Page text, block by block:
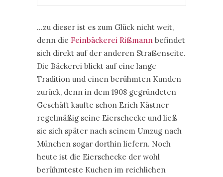
…zu dieser ist es zum Glück nicht weit,
denn die Feinbäckerei Rißmann befindet
sich direkt auf der anderen Straßenseite.
Die Bäckerei blickt auf eine lange
Tradition und einen berühmten Kunden
zurück, denn in dem 1908 gegründeten
Geschäft kaufte schon Erich Kästner
regelmäßig seine Eierschecke und ließ
sie sich später nach seinem Umzug nach
München sogar dorthin liefern. Noch
heute ist die Eierschecke der wohl
berühmteste Kuchen im reichlichen